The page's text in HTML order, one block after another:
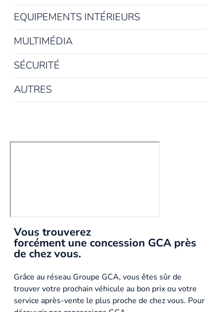
EQUIPEMENTS INTÉRIEURS
MULTIMÉDIA
SÉCURITÉ
AUTRES
Vous trouverez
forcément une concession GCA près
de chez vous.
Grâce au réseau Groupe GCA, vous êtes sûr de
trouver votre prochain véhicule au bon prix ou votre
service après-vente le plus proche de chez vous. Pour